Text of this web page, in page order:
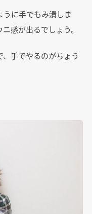
に手でもみ潰しま
感が出るでしょう。
手でやるのがちょう